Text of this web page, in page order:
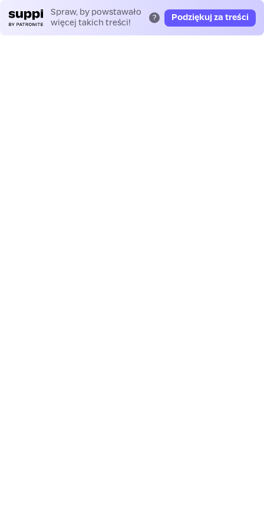
Spraw, by powstawało
więcej takich treści!
? Podziękuj za treści